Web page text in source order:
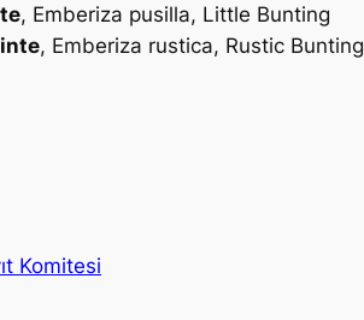
, Emberiza pusilla, Little Bunting
, Emberiza rustica, Rustic Bunting
Komitesi